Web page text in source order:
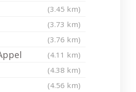
(3.45 km)
(3.73 km)
(3.76 km)
(4.11 km)
(4.38 km)
(4.56 km)